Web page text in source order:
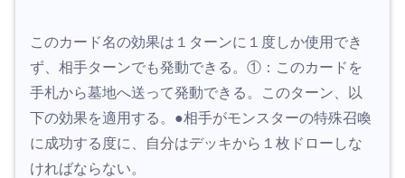
このカード名の効果は１ターンに１度しか使用でき
ず、相手ターンでも発動できる。①：このカードを
手札から墓地へ送って発動できる。このターン、以
下の効果を適用する。●相手がモンスターの特殊召喚
に成功する度に、自分はデッキから１枚ドローしな
ければならない。